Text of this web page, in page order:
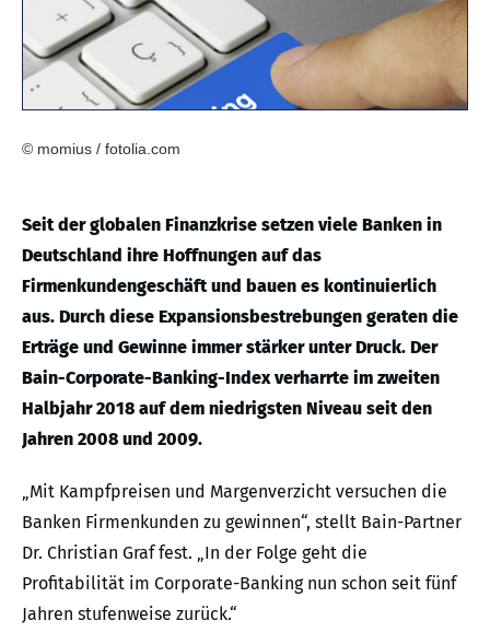
© momius / fotolia.com
Seit der globalen Finanzkrise setzen viele Banken in
Deutschland ihre Hoffnungen auf das
Firmenkundengeschäft und bauen es kontinuierlich
aus. Durch diese Expansionsbestrebungen geraten die
Erträge und Gewinne immer stärker unter Druck. Der
Bain-Corporate-Banking-Index verharrte im zweiten
Halbjahr 2018 auf dem niedrigsten Niveau seit den
Jahren 2008 und 2009.
„Mit Kampfpreisen und Margenverzicht versuchen die
Banken Firmenkunden zu gewinnen“, stellt Bain-Partner
Dr. Christian Graf fest. „In der Folge geht die
Profitabilität im Corporate-Banking nun schon seit fünf
Jahren stufenweise zurück.“